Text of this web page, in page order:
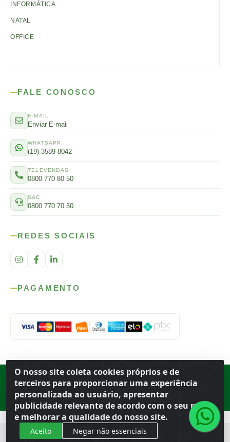
O nosso site coleta cookies próprios e de
terceiros para proporcionar uma experiência
personalizada ao usuário, apresentar
publicidade relevante de acordo com o seu perfil
e melhorar a qualidade do nosso site.
Aceito Negar não essenciais
INFORMÁTICA
NATAL
OFFICE
FALE CONOSCO
E-MAIL
Enviar E-mail
WHATSAPP
(19) 3589-8042
TELEVENDAS
0800 770 80 50
SAC
0800 770 70 50
REDES SOCIAIS
PAGAMENTO
Rod. SP-215, s/n, km 98 — Área Rural Porto Ferreira ·BR
· CEP
· CNPJ 56.679.863/0001-91
© 2026 Atacado Ideal